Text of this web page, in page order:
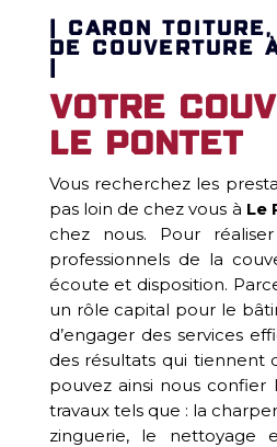
| CARON
DE COUVERTURE
Votre
Le Pontet
Vous recherchez les
pas loin de chez vous à Le
chez nous. Pour
professionnels de la
écoute et disposition.
un rôle capital pour le
d’engager des services
des résultats qui tiennent
pouvez ainsi nous confier
travaux tels que : la
zinguerie, le nettoyage